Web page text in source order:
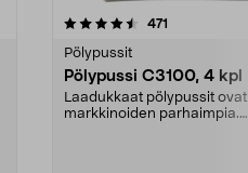
471
Pölypussit
Pölypussi C3100, 4 kpl
Laadukkaat pölypussit ovat
markkinoiden parhaimpia.
4.5viidestä